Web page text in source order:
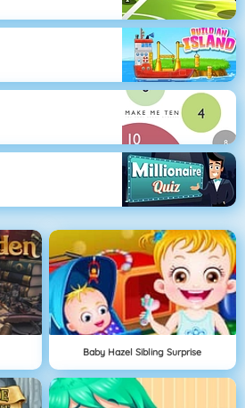
Baby Hazel Sibling Surprise